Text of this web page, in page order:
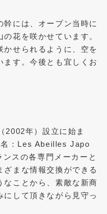
には、オープン当時に
花を咲かせています。
せられるように、空を
ます。今後とも宜しくお
年）設立に始ま
：Les Abeilles Japo
スの各専門メーカーと
まな情報交換ができる
なことから、素敵な新商
して頂きながら見守っ